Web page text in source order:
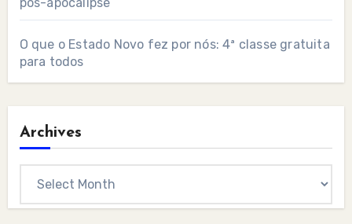
O que o Estado Novo fez por nós: 4ª classe gratuita
para todos
Archives